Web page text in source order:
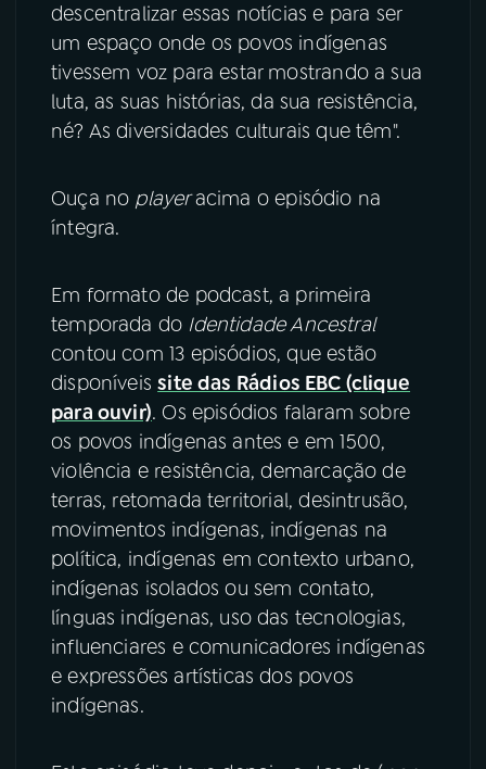
descentralizar essas notícias e para ser
um espaço onde os povos indígenas
tivessem voz para estar mostrando a sua
luta, as suas histórias, da sua resistência,
né? As diversidades culturais que têm".
Ouça no playeracima o episódio na
íntegra.
Em formato de podcast, a primeira
temporada do Identidade Ancestral
contou com 13 episódios, que estão
disponíveissite das Rádios EBC (clique
para ouvir). Os episódios falaram sobre
os povos indígenas antes e em 1500,
violência e resistência, demarcação de
terras, retomada territorial, desintrusão,
movimentos indígenas, indígenas na
política, indígenas em contexto urbano,
indígenas isolados ou sem contato,
línguas indígenas, uso das tecnologias,
influenciares e comunicadores indígenas
e expressões artísticas dos povos
indígenas.